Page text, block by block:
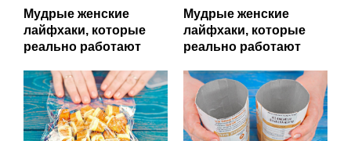
Мудрые женские
лайфхаки, которые
реально работают
Мудрые женские
лайфхаки, которые
реально работают